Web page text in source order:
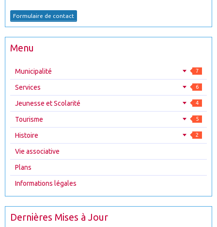
Formulaire de contact
Menu
Municipalité 7
Services 6
Jeunesse et Scolarité 4
Tourisme 5
Histoire 2
Vie associative
Plans
Informations légales
Dernières Mises à Jour